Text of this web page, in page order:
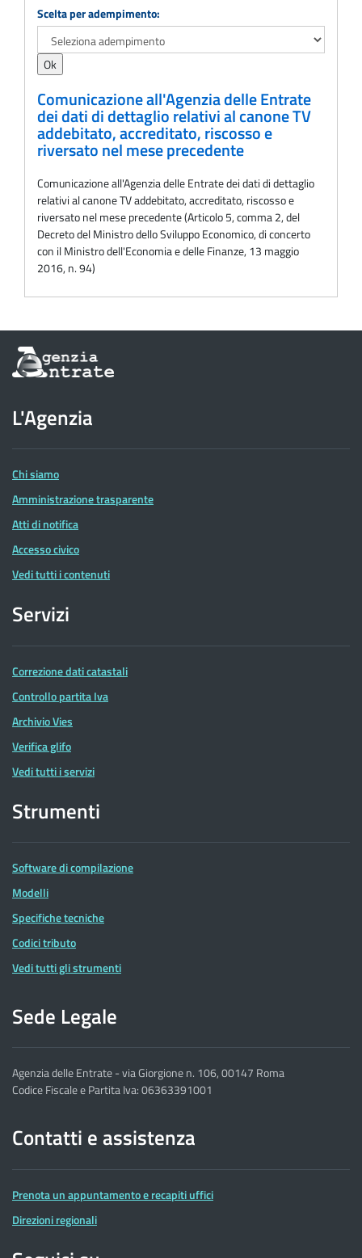
Adempimento
Scelta per adempimento:
Comunicazione all'Agenzia delle Entrate
dei dati di dettaglio relativi al canone TV
addebitato, accreditato, riscosso e
riversato nel mese precedente
Comunicazione all'Agenzia delle Entrate dei dati di dettaglio
relativi al canone TV addebitato, accreditato, riscosso e
riversato nel mese precedente (Articolo 5, comma 2, del
Decreto del Ministro dello Sviluppo Economico, di concerto
con il Ministro dell'Economia e delle Finanze, 13 maggio
2016, n. 94)
Informazioni
sul
dell'Agenzia
delle
Entrate
L'Agenzia
Chi siamo
Amministrazione trasparente
Atti di notifica
Accesso civico
Vedi tutti i contenuti
Servizi
Correzione dati catastali
Controllo partita Iva
Archivio Vies
Verifica glifo
Vedi tutti i servizi
Strumenti
Software di compilazione
Modelli
Specifiche tecniche
Codici tributo
Vedi tutti gli strumenti
Sede Legale
Agenzia delle Entrate - via Giorgione n. 106, 00147 Roma
Codice Fiscale e Partita Iva: 06363391001
Contatti e assistenza
Prenota un appuntamento e recapiti uffici
Direzioni regionali